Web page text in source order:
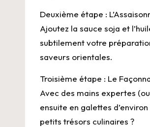
Deuxième étape :
Ajoutez la sauce soja et
subtilement votre
saveurs orientales.
Troisième étape : Le
Avec des mains expertes
ensuite en galettes
petits trésors culinaires ?